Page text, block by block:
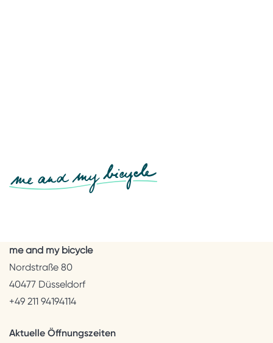
me and my bicycle
Nordstraße 80
40477 Düsseldorf
+49 211 94194114
Aktuelle Öffnungszeiten